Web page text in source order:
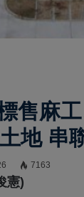
售麻工
地 串
帶動區
7163
憲)